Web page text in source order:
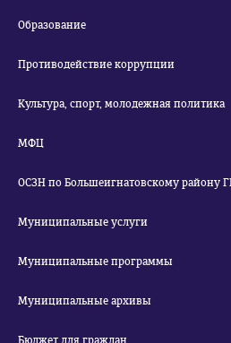
Образование
Противодействие коррупции
Культура, спорт, молодежная политика
МФЦ
ОСЗН по Большеигнатовскому району
Муниципальные услуги
Муниципальные программы
Муниципальные архивы
Бюджет для граждан